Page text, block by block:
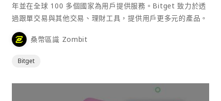
年並在全球 100 多個國家為用戶提供服務。Bitget 致力於透
過跟單交易與其他交易、理財工具，提供用戶更多元的產品。
桑幣區識 Zombit
Bitget